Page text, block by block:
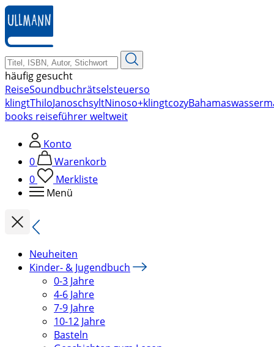
zum
Hauptinhalt
springen
häufig gesucht
ReiseSoundbuchrätselsteuerso
klingtThiloJanoschsyltNinoso+klingtcozyBahamas
books reiseführer weltweit
Konto
0
Warenkorb
0
Merkliste
Menü
Neuheiten
Kinder- & Jugendbuch
0-3 Jahre
4-6 Jahre
7-9 Jahre
10-12 Jahre
Basteln